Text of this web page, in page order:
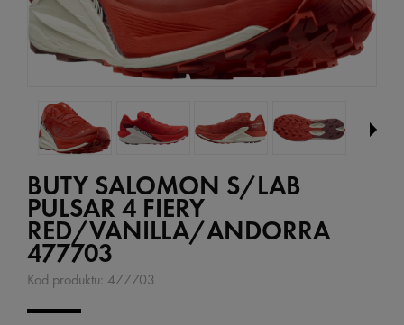
BUTY SALOMON S/LAB
PULSAR 4 FIERY
RED/VANILLA/ANDORRA
477703
Kod produktu: 477703